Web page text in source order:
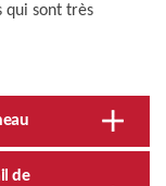
qui sont très
de